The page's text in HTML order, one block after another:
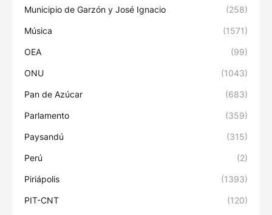
Municipio de Garzón y José Ignacio (258)
Música (1571)
OEA (99)
ONU (1043)
Pan de Azúcar (683)
Parlamento (359)
Paysandú (315)
Perú (2)
Piriápolis (1393)
PIT-CNT (120)